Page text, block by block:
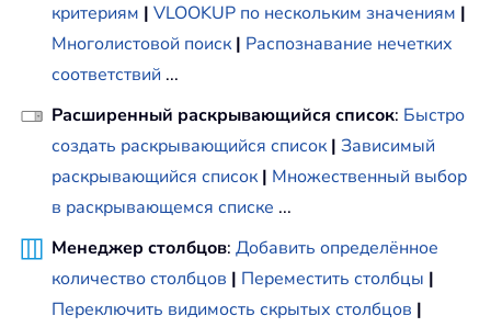
критериям | VLOOKUP по нескольким значениям |
Многолистовой поиск | Распознавание нечетких
соответствий ...
Расширенный раскрывающийся список: Быстро
создать раскрывающийся список | Зависимый
раскрывающийся список | Множественный выбор
в раскрывающемся списке ...
Менеджер столбцов: Добавить определённое
количество столбцов | Переместить столбцы |
Переключить видимость скрытых столбцов |